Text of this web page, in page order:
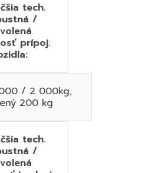
tech.
/
prípoj.
/ 2 000kg,
200 kg
tech.
/